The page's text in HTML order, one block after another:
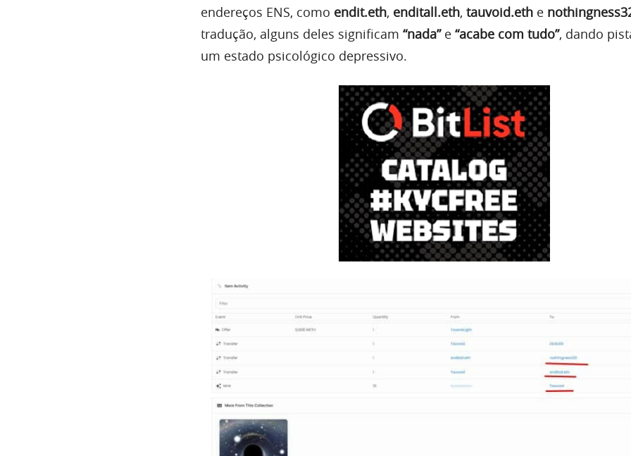
endereços ENS, como endit.eth, enditall.eth, tauvoid.eth e
tradução, alguns deles significam “nada”e “acabe com tudo”, dando
um estado psicológico depressivo.